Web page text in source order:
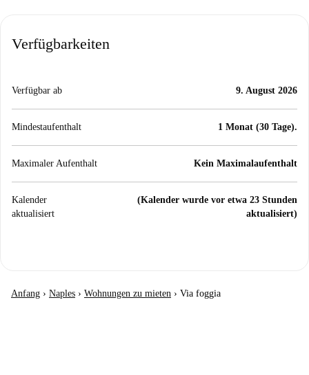
Verfügbarkeiten
Verfügbar ab 9. August 2026
Mindestaufenthalt 1 Monat (30 Tage).
Maximaler Aufenthalt Kein Maximalaufenthalt
Kalender
aktualisiert
(Kalender wurde vor etwa 23 Stunden
aktualisiert)
Anfang › Naples › Wohnungen zu mieten › Via foggia